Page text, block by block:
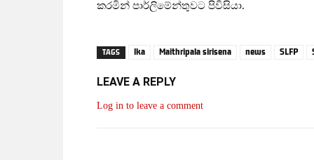
කරමින් පාර්ලිමේන්තුවට පිවිසියා.
TAGS lka Maithripala sirisena news SLFP
LEAVE A REPLY
Log in to leave a comment